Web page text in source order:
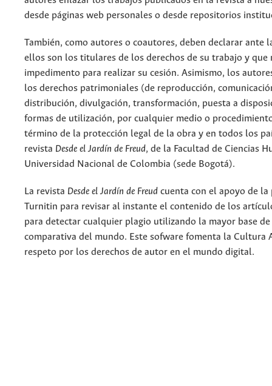
desde páginas web personales o desde repositorios
También, como autores o coautores, deben declarar ante
ellos son los titulares de los derechos de su trabajo y que
impedimento para realizar su cesión. Asimismo, los
los derechos patrimoniales (de reproducción,
distribución, divulgación, transformación, puesta a
formas de utilización, por cualquier medio o
término de la protección legal de la obra y en todos los
revista Desde el Jardín de Freud, de la Facultad de Ciencias
Universidad Nacional de Colombia (sede Bogotá).
La revista Desde el Jardín de Freud cuenta con el apoyo de
Turnitin para revisar al instante el contenido de los
para detectar cualquier plagio utilizando la mayor base
comparativa del mundo. Este sofware fomenta la Cultura
respeto por los derechos de autor en el mundo digital.